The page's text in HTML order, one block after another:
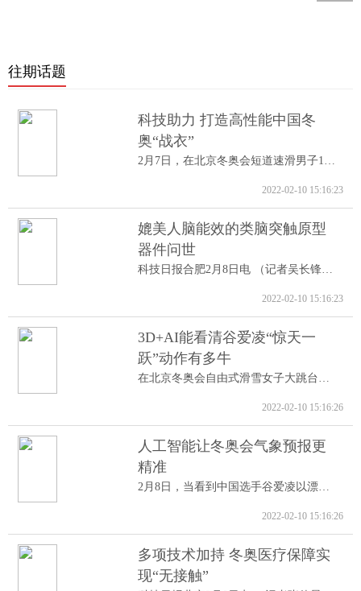
往期话题
科技助力 打造高性能中国冬
奥“战衣”
2022-02-10 15:16:23
媲美人脑能效的类脑突触原型
器件问世
2022-02-10 15:16:23
3D+AI能看清谷爱凌“惊天一
跃”动作有多牛
2022-02-10 15:16:26
人工智能让冬奥会气象预报更
精准
2022-02-10 15:16:26
多项技术加持 冬奥医疗保障实
现“无接触”